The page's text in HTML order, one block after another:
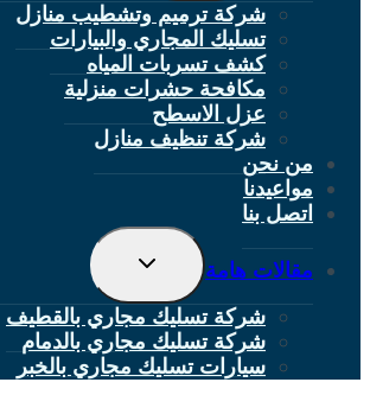
شركة ترميم وتشطيب منازل
تسليك المجاري والبيارات
كشف تسربات المياه
مكافحة حشرات منزلية
عزل الاسطح
شركة تنظيف منازل
من نحن
مواعيدنا
اتصل بنا
مقالات هامة
تبديل
القائمة
شركة تسليك مجاري بالقطيف
شركة تسليك مجاري بالدمام
سيارات تسليك مجاري بالخبر